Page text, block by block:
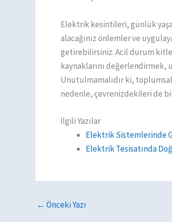
Elektrik kesintileri, günlük
alacağınız önlemler ve
getirebilirsiniz. Acil durum
kaynaklarını
Unutulmamalıdır ki,
nedenle, çevrenizdekileri de
İlgili Yazılar
Elektrik Sistemlerinde
Elektrik Tesisatında
← Önceki Yazı